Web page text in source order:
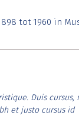
tot 1960 in
Duis cursus,
et justo cursus id